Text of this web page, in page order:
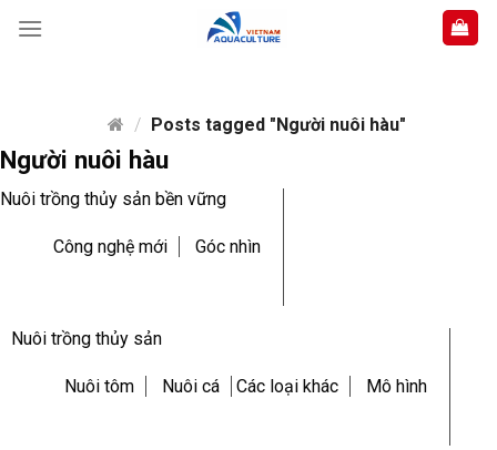
/ Posts tagged "Người nuôi hàu"
Người nuôi hàu
Nuôi trồng thủy sản bền vững
Công nghệ mới Góc nhìn
Nuôi trồng thủy sản
Nuôi tôm Nuôi cá Các loại khác Mô hình